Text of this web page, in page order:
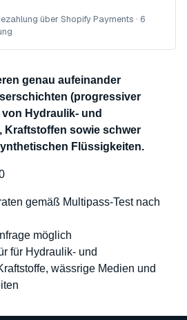
über Shopify Payments · 6
genau aufeinander
(progressiver
Hydraulik- und
Kraftstoffen sowie schwer
Flüssigkeiten.
gemäß Multipass-Test nach
möglich
für Hydraulik- und
wässrige Medien und